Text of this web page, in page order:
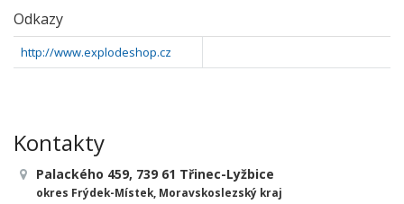
Odkazy
http://www.explodeshop.cz
Kontakty
Palackého 459, 739 61 Třinec-Lyžbice
okres Frýdek-Místek, Moravskoslezský kraj